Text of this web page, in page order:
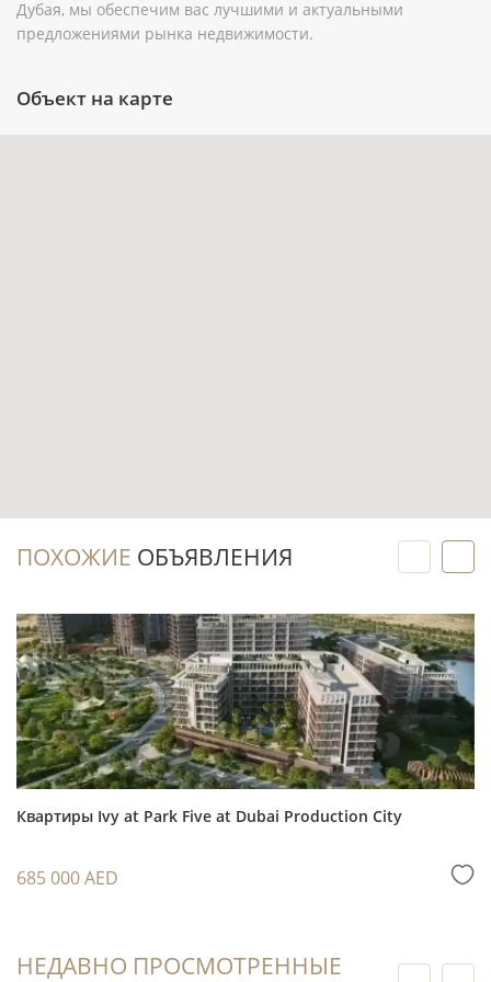
Пять ванных комнат делают ежедневный
быт более удобным для большой семьи и при
Балкон и терраса расширяют приватное
пространство на свежем воздухе, а бассейн
более широкий семейный сценарий аренды и
последующей продажи по сравнению с
Локация в Dubai Investments Park (DIP1/2)
сочетает жилую среду с доступом к основным
дорогам Дубая и транспортной инфраструктуре
района.
Наличие бассейна, парковки, балкона и
террасы может быть существенным при
сравнении объекта с альтернативными
Для стратегии перепродажи важны этап
конкурирующее предложение и спрос на
Дубая, мы обеспечим вас лучшими и актуальными
предложениями рынка недвижимости.
Объект на карте
ПОХОЖИЕ ОБЪЯВЛЕНИЯ
Квартиры Ivy at Park Five at Dubai Production City
685 000 AED
НЕДАВНО ПРОСМОТРЕННЫЕ